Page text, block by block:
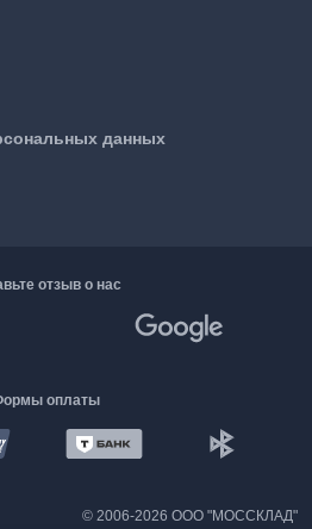
данных
отзыв о нас
оплаты
© 2006-2026 ООО "МОССКЛАД"